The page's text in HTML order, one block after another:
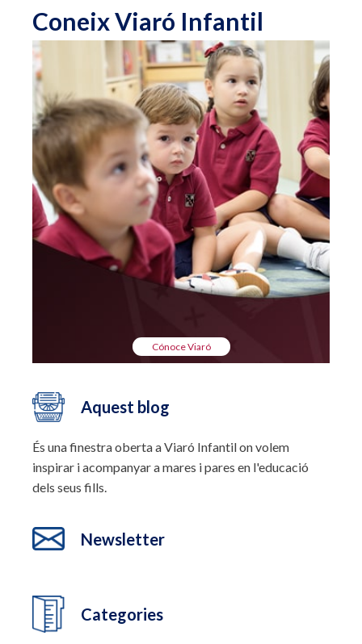
Coneix Viaró Infantil
Cónoce Viaró
Aquest blog
És una finestra oberta a Viaró Infantil on volem
inspirar i acompanyar a mares i pares en l'educació
dels seus fills.
Newsletter
Categories